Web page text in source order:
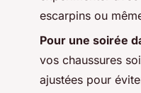
escarpins ou
Pour une soirée
vos chaussures
ajustées pour